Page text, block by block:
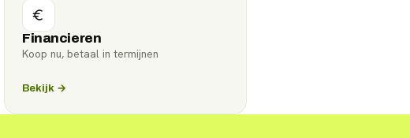
Financieren
Koop nu, betaal in termijnen
Bekijk →